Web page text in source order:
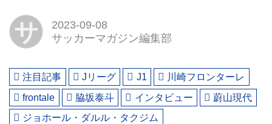
サ
2023-09-08
サッカーマガジン編集部
注目記事 Jリーグ J1
川崎フロンターレ
frontale
脇坂泰斗 インタビュー
蔚山現代
ジョホール・ダルル・タクジム